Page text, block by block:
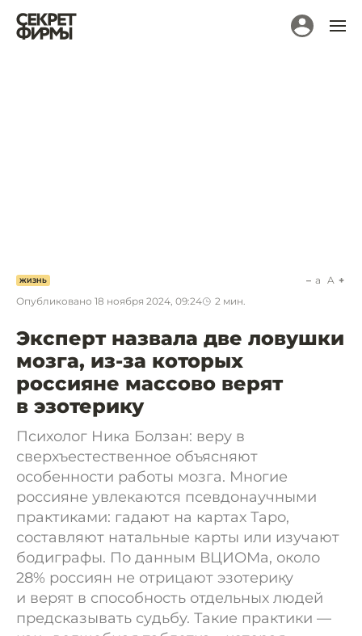
ЖИЗНЬ
Опубликовано 18 ноября 2024, 09:24 2 мин.
a A
Эксперт назвала две ловушки
мозга, из-за которых
россияне массово верят
в эзотерику
Психолог Ника Болзан: веру в
сверхъестественное объясняют
особенности работы мозга. Многие
россияне увлекаются псевдонаучными
практиками: гадают на картах Таро,
составляют натальные карты или изучают
бодиграфы. По данным ВЦИОМа, около
28% россиян не отрицают эзотерику
и верят в способность отдельных людей
предсказывать судьбу. Такие практики —